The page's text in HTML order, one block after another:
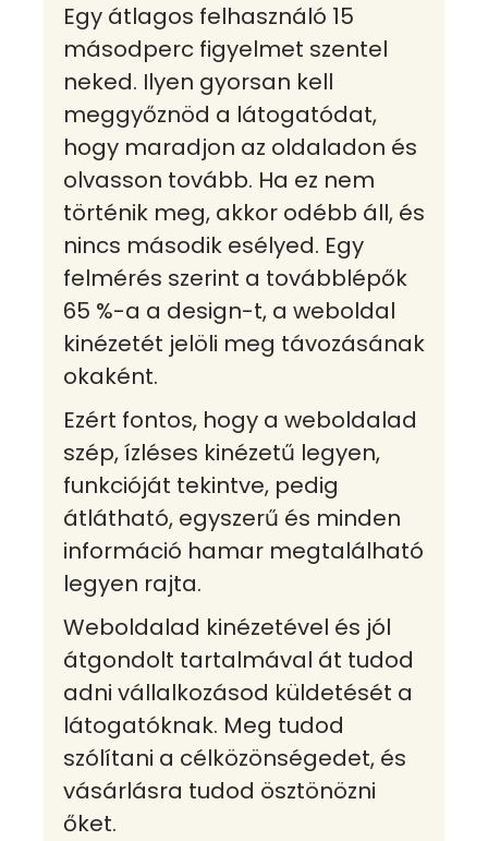
Egy átlagos felhasználó 15
másodperc figyelmet szentel
neked. Ilyen gyorsan kell
meggyőznöd a látogatódat,
hogy maradjon az oldaladon és
olvasson tovább. Ha ez nem
történik meg, akkor odébb áll, és
nincs második esélyed. Egy
felmérés szerint a továbblépők
65 %-a a design-t, a weboldal
kinézetét jelöli meg távozásának
okaként.
Ezért fontos, hogy a weboldalad
szép, ízléses kinézetű legyen,
funkcióját tekintve, pedig
átlátható, egyszerű és minden
információ hamar megtalálható
legyen rajta.
Weboldalad kinézetével és jól
átgondolt tartalmával át tudod
adni vállalkozásod küldetését a
látogatóknak. Meg tudod
szólítani a célközönségedet, és
vásárlásra tudod ösztönözni
őket.